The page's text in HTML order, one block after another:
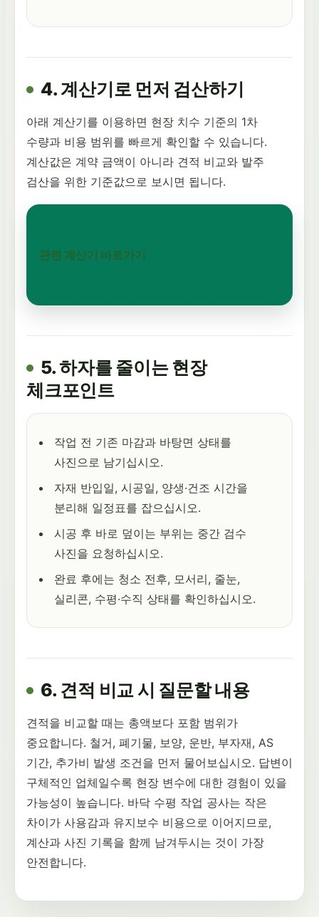
4. 계산기로 먼저 검산하기
아래 계산기를 이용하면 현장 치수 기준의 1차
수량과 비용 범위를 빠르게 확인할 수 있습니다.
계산값은 계약 금액이 아니라 견적 비교와 발주
검산을 위한 기준값으로 보시면 됩니다.
관련 계산기 바로가기
5. 하자를 줄이는 현장
체크포인트
작업 전 기존 마감과 바탕면 상태를
사진으로 남기십시오.
자재 반입일, 시공일, 양생·건조 시간을
분리해 일정표를 잡으십시오.
시공 후 바로 덮이는 부위는 중간 검수
사진을 요청하십시오.
완료 후에는 청소 전후, 모서리, 줄눈,
실리콘, 수평·수직 상태를 확인하십시오.
6. 견적 비교 시 질문할 내용
견적을 비교할 때는 총액보다 포함 범위가
중요합니다. 철거, 폐기물, 보양, 운반, 부자재, AS
기간, 추가비 발생 조건을 먼저 물어보십시오. 답변이
구체적인 업체일수록 현장 변수에 대한 경험이 있을
가능성이 높습니다. 바닥 수평 작업 공사는 작은
차이가 사용감과 유지보수 비용으로 이어지므로,
계산과 사진 기록을 함께 남겨두시는 것이 가장
안전합니다.